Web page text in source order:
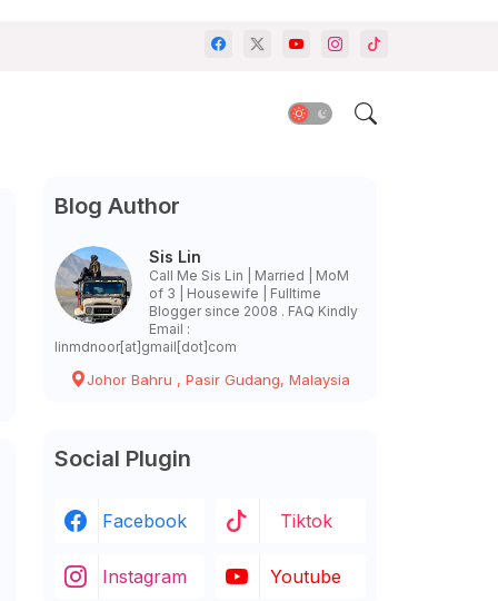
Blog Author
Sis Lin
Call Me Sis Lin | Married | MoM
of 3 | Housewife | Fulltime
Blogger since 2008 . FAQ Kindly
Email :
linmdnoor[at]gmail[dot]com
Johor Bahru , Pasir Gudang, Malaysia
Social Plugin
Facebook Tiktok
Instagram Youtube